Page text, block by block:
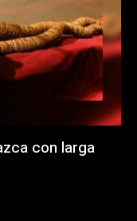
con larga